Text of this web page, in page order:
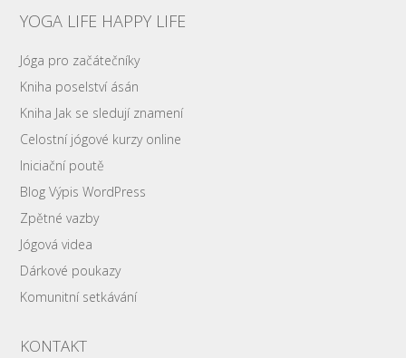
YOGA LIFE HAPPY LIFE
Jóga pro začátečníky
Kniha poselství ásán
Kniha Jak se sledují znamení
Celostní jógové kurzy online
Iniciační poutě
Blog Výpis WordPress
Zpětné vazby
Jógová videa
Dárkové poukazy
Komunitní setkávání
KONTAKT